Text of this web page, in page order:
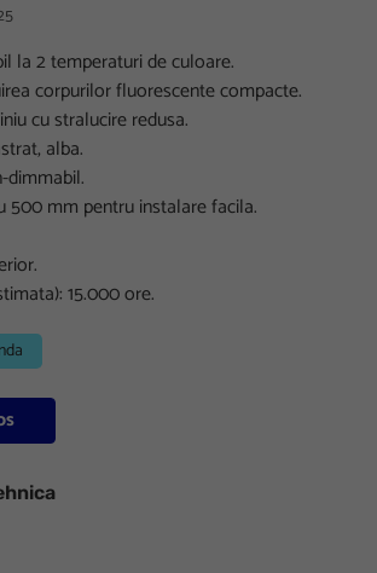
la 2 temperaturi de culoare.
corpurilor fluorescente compacte.
cu stralucire redusa.
alba.
dimmabil.
500 mm pentru instalare facila.
15.000 ore.